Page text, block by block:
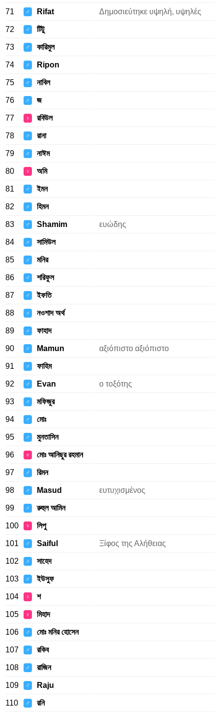
71 ♂ Rifat Δημοσιεύτηκε υψηλή, υψηλές
72 ♂ টিটু
73 ♂ কারিমুল
74 ♂ Ripon
75 ♂ নাবিল
76 ♂ জ
77 ♀ রবিউল
78 ♂ রানা
79 ♂ নাঈম
80 ♀ অমি
81 ♂ ইমন
82 ♂ হিমন
83 ♂ Shamim ευώδης
84 ♂ সামিউল
85 ♂ মনির
86 ♂ শরিফুল
87 ♂ ইফতি
88 ♂ নওশাদ অর্থ
89 ♂ ফাহাদ
90 ♂ Mamun αξιόπιστο αξιόπιστο
91 ♂ ফাহিম
92 ♂ Evan ο τοξότης
93 ♂ মফিজুর
94 ♂ মোঃ
95 ♂ মুনতাসিন
96 ♀ মোঃ আনিছুর রহমান
97 ♂ রিমন
98 ♂ Masud ευτυχισμένος
99 ♂ রুহুল আমিন
100 ♀ লিপু
101 ♂ Saiful Ξίφος της Αλήθειας
102 ♂ সাহেদ
103 ♂ ইউসুফ
104 ♀ শ
105 ♀ মিহাদ
106 ♂ মোঃ মনির হোসেন
107 ♂ রকিব
108 ♂ রাজিন
109 ♂ Raju
110 ♂ রনি